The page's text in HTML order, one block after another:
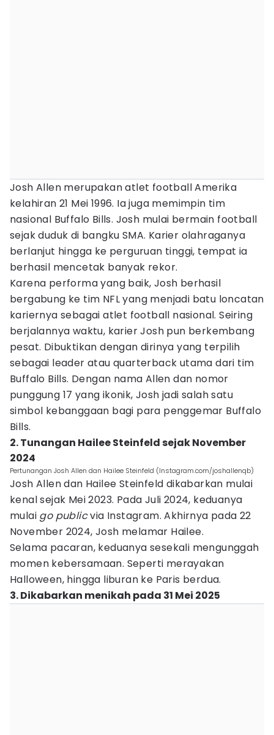
Josh Allen merupakan atlet football Amerika
kelahiran 21 Mei 1996. Ia juga memimpin tim
nasional Buffalo Bills. Josh mulai bermain football
sejak duduk di bangku SMA. Karier olahraganya
berlanjut hingga ke perguruan tinggi, tempat ia
berhasil mencetak banyak rekor.
Karena performa yang baik, Josh berhasil
bergabung ke tim NFL yang menjadi batu loncatan
kariernya sebagai atlet football nasional. Seiring
berjalannya waktu, karier Josh pun berkembang
pesat. Dibuktikan dengan dirinya yang terpilih
sebagai leader atau quarterback utama dari tim
Buffalo Bills. Dengan nama Allen dan nomor
punggung 17 yang ikonik, Josh jadi salah satu
simbol kebanggaan bagi para penggemar Buffalo
Bills.
2. Tunangan Hailee Steinfeld sejak November
2024
Pertunangan Josh Allen dan Hailee Steinfeld (Instagram.com/joshallenqb)
Josh Allen dan Hailee Steinfeld dikabarkan mulai
kenal sejak Mei 2023. Pada Juli 2024, keduanya
mulai go publicvia Instagram. Akhirnya pada 22
November 2024, Josh melamar Hailee.
Selama pacaran, keduanya sesekali mengunggah
momen kebersamaan. Seperti merayakan
Halloween, hingga liburan ke Paris berdua.
3. Dikabarkan menikah pada 31 Mei 2025